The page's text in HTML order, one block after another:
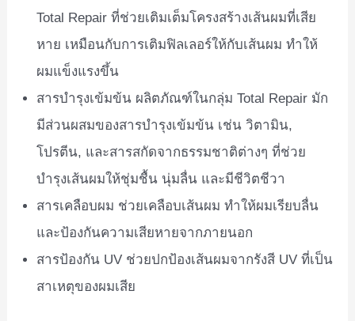
Total Repair ที่ช่วยเติมเต็มโครงสร้างเส้นผมที่เสีย
หาย เหมือนกับการเติมฟิลเลอร์ให้กับเส้นผม ทำให้
ผมแข็งแรงขึ้น
สารบำรุงเข้มข้น ผลิตภัณฑ์ในกลุ่ม Total Repair มัก
มีส่วนผสมของสารบำรุงเข้มข้น เช่น วิตามิน,
โปรตีน, และสารสกัดจากธรรมชาติต่างๆ ที่ช่วย
บำรุงเส้นผมให้ชุ่มชื้น นุ่มลื่น และมีชีวิตชีวา
สารเคลือบผม ช่วยเคลือบเส้นผม ทำให้ผมเรียบลื่น
และป้องกันความเสียหายจากภายนอก
สารป้องกัน UV ช่วยปกป้องเส้นผมจากรังสี UV ที่เป็น
สาเหตุของผมเสีย